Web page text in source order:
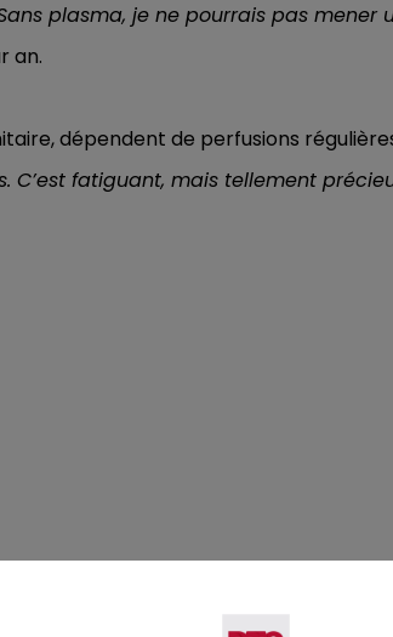
plasma, je ne pourrais pas mener
an.
dépendent de perfusions
fatiguant, mais tellement